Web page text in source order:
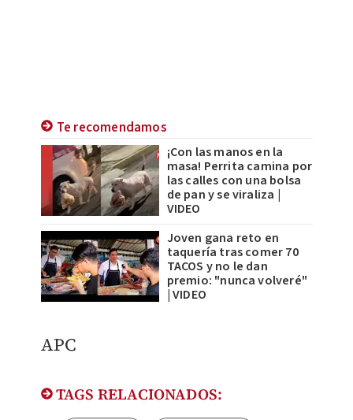
Te recomendamos
¡Con las manos en la
masa! Perrita camina por
las calles con una bolsa
de pan y se viraliza |
VIDEO
Joven gana reto en
taquería tras comer 70
TACOS y no le dan
premio: "nunca volveré"
| VIDEO
APC
TAGS RELACIONADOS: